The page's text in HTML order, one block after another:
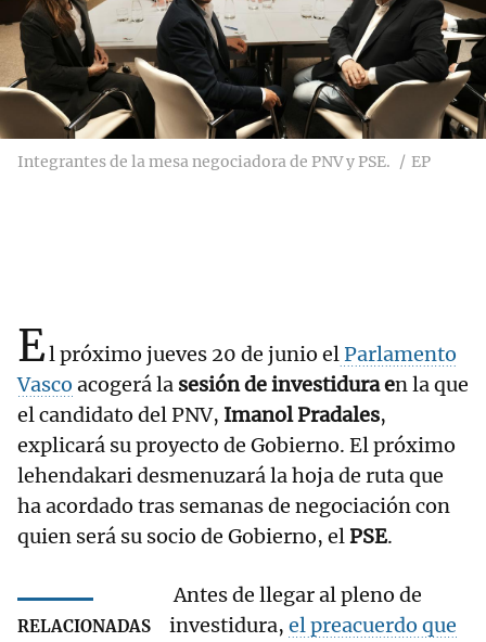
Integrantes de la mesa negociadora de PNV y PSE. EP
El próximo jueves 20 de junio elParlamento
Vasco acogerá la sesión de investidura en la que
el candidato del PNV, Imanol Pradales,
explicará su proyecto de Gobierno. El próximo
lehendakari desmenuzará la hoja de ruta que
ha acordado tras semanas de negociación con
quien será su socio de Gobierno, elPSE.
RELACIONADAS
Antes de llegar al pleno de
investidura, el preacuerdo que